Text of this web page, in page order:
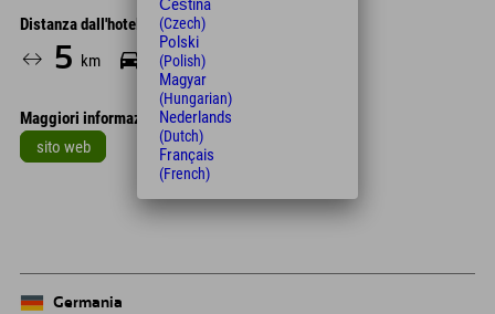
Distanza dall'hotel
5 km 7 Min.
Maggiori informazioni
sito web
Leaflet
Germania
Čeština
(Czech)
Polski
(Polish)
Magyar
(Hungarian)
Nederlands
(Dutch)
Français
(French)